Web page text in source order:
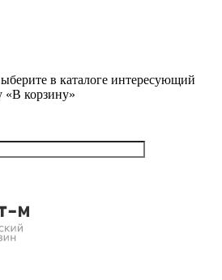
в каталоге интересующий
«В корзину»